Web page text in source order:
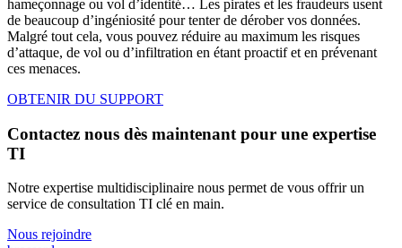
hameçonnage ou vol d’identité… Les pirates et les fraudeurs usent
de beaucoup d’ingéniosité pour tenter de dérober vos données.
Malgré tout cela, vous pouvez réduire au maximum les risques
d’attaque, de vol ou d’infiltration en étant proactif et en prévenant
ces menaces.
OBTENIR DU SUPPORT
Contactez nous dès maintenant pour une expertise
TI
Notre expertise multidisciplinaire nous permet de vous offrir un
service de consultation TI clé en main.
Nous rejoindre